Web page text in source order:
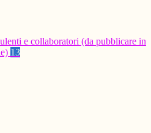
e collaboratori (da pubblicare in
13